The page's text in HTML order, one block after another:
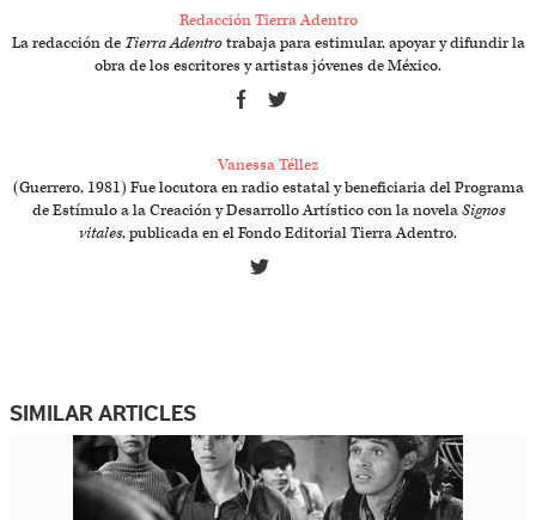
Redacción Tierra Adentro
La redacción de Tierra Adentrotrabaja para estimular, apoyar y difundir la
obra de los escritores y artistas jóvenes de México.
Vanessa Téllez
(Guerrero, 1981) Fue locutora en radio estatal y beneficiaria del Programa
de Estímulo a la Creación y Desarrollo Artístico con la novelaSignos
vitales, publicada en el Fondo Editorial Tierra Adentro.
SIMILAR ARTICLES